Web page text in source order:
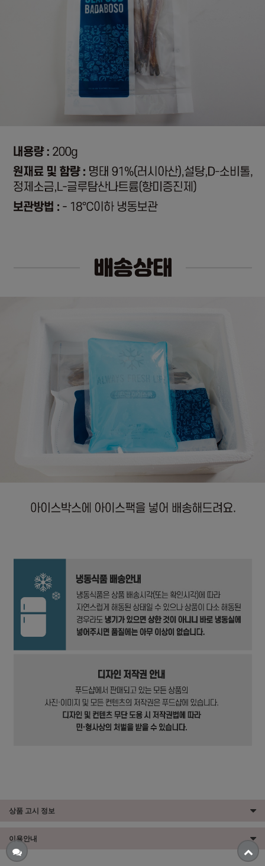
상품 고시 정보
이용안내